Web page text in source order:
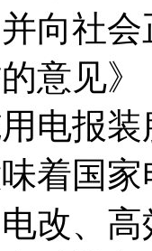
向社
意见
电报
着国
改、